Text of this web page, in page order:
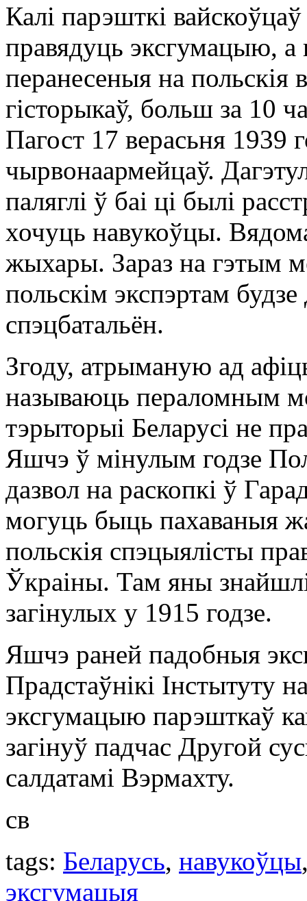
Калі парэшткі
правядуць эксгумацыю, а
перанесеныя на польскія
гісторыкаў, больш за 10
Пагост 17 верасьня 1939
чырвонаармейцаў.
паляглі ў баі ці былі
хочуць навукоўцы.
жыхары. Зараз на гэтым
польскім экспэртам
спэцбатальён.
Згоду, атрыманую ад
называюць пераломным
тэрыторыі Беларусі не
Яшчэ ў мінулым годзе
дазвол на раскопкі ў
могуць быць пахаваныя
польскія спэцыялісты
Ўкраіны. Там яны
загінулых у 1915 годзе.
Яшчэ раней падобныя
Прадстаўнікі Інстытуту
эксгумацыю парэшткаў
загінуў падчас Другой
салдатамі Вэрмахту.
св
tags: Беларусь, навукоўцы
эксгумацыя